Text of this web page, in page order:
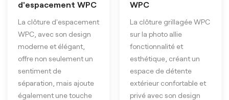
d'espacement WPC
La clôture d'espacement
WPC, avec son design
moderne et élégant,
offre non seulement un
sentiment de
séparation, mais ajoute
également une touche
WPC
La clôture grillagée WPC
sur la photo allie
fonctionnalité et
esthétique, créant un
espace de détente
extérieur confortable et
privé avec son design